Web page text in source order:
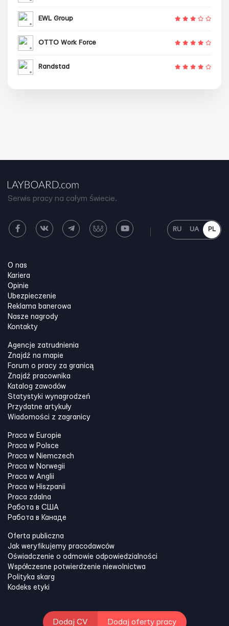
EWL Group
OTTO Work Force
Randstad
Serwis pracy na całym świecie.
RU UA PL
O nas
Kariera
Opinie
Ubezpieczenie
Reklama banerowa
Nasze nagrody
Kontakty
Agencje zatrudnienia
Znajdź na mapie
Forum o pracy za granicą
Znajdź pracownika
Katalog zawodów
Statystyki wynagrodzeń
Przydatne artykuły
Wiadomości z zagranicy
Praca w Europie
Praca w Polsce
Praca w Niemczech
Praca w Norwegii
Praca w Anglii
Praca w Hiszpanii
Praca zdalna
Работа в США
Работа в Канадe
Oferta publiczna
Jak weryfikujemy pracodawców
Oświadczenie o odmowie odpowiedzialności
Współczesne potwierdzenie niewolnictwa
Polityka skarg
Kodeks etyki
Dodaj CV Dodaj oferty pracy